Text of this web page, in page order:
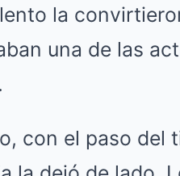
la
una de las
con el paso del